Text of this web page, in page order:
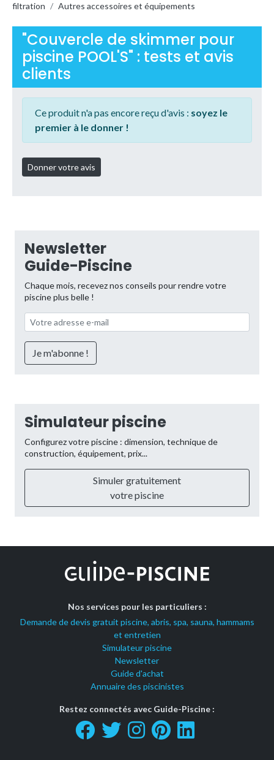
filtration / Autres accessoires et équipements
"Couvercle de skimmer pour
piscine POOL'S" : tests et avis
clients
Ce produit n'a pas encore reçu d'avis : soyez le
premier à le donner !
Newsletter
Guide-Piscine
Chaque mois, recevez nos conseils pour rendre votre
piscine plus belle !
Simulateur piscine
Configurez votre piscine : dimension, technique de
construction, équipement, prix...
Simuler gratuitement
votre piscine
Nos services pour les particuliers :
Demande de devis gratuit piscine, abris, spa, sauna, hammams
et entretien
Simulateur piscine
Newsletter
Guide d'achat
Annuaire des piscinistes
Restez connectés avec Guide-Piscine :